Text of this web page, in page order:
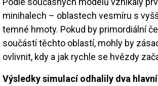
minihalech – oblastech vesmíru s
temné hmoty. Pokud by primordiální
součástí těchto oblastí, mohly by
ovlivnit, kdy a jak rychle se hvězdy
Výsledky simulací odhalily dva